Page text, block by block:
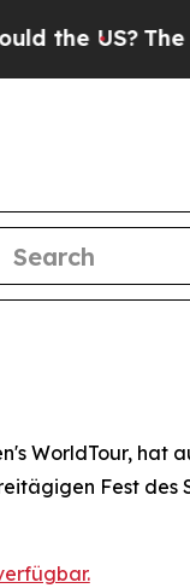
US?The
WorldTour, hat
Fest